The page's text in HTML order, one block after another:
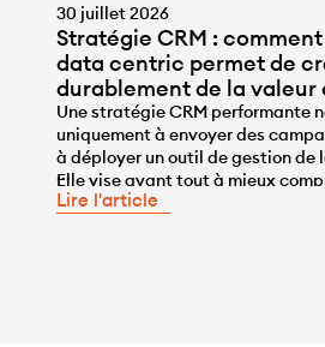
30 juillet 2026
Stratégie CRM :
data centric permet de
durablement de la valeur
Une stratégie CRM performante
uniquement à envoyer des
à déployer un outil de gestion de
Elle vise avant tout à mieux
comportements des clients, à
...
Lire l'article